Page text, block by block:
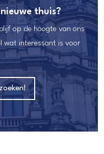
thuis?
op de hoogte van ons
wat interessant is voor